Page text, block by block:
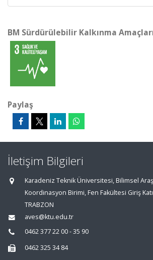
BM Sürdürülebilir Kalkınma
Paylaş
İletişim Bilgileri
Karadeniz Teknik Üniversitesi, Bilimsel
Koordinasyon Birimi, Fen Fakültesi Giriş
TRABZON
aves@ktu.edu.tr
0462 377 22 00 - 35 90
0462 325 34 84